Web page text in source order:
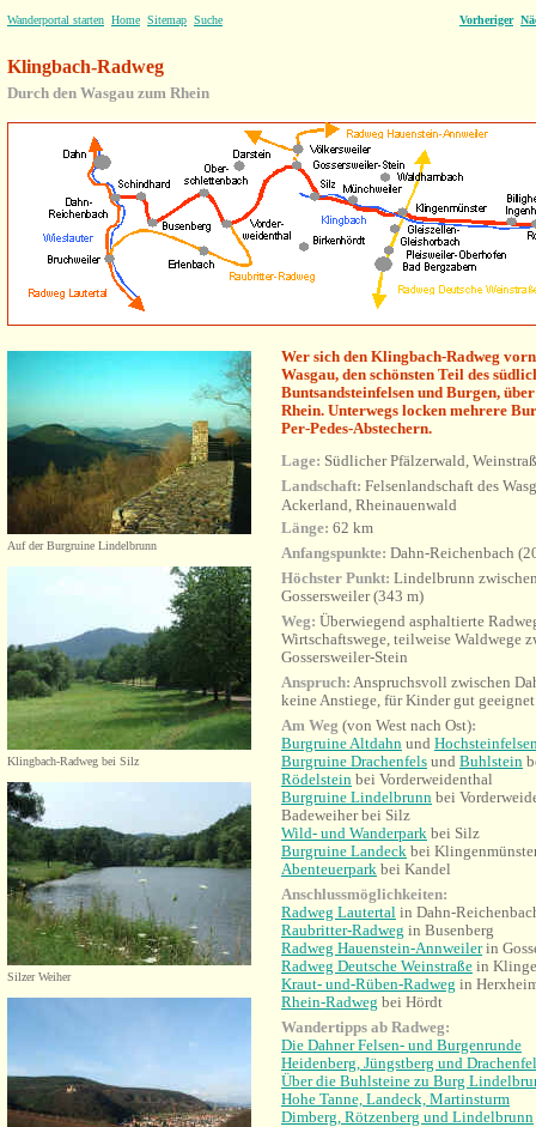
Wanderportal starten Home Sitemap Suche Vorheriger
Klingbach-Radweg
Durch den Wasgau zum Rhein
Auf der Burgruine Lindelbrunn
Klingbach-Radweg bei Silz
Silzer Weiher
Wer sich den Klingbach-Radweg
Wasgau, den schönsten Teil des
Buntsandsteinfelsen und Burgen,
Rhein. Unterwegs locken mehrere
Per-Pedes-Abstechern.
Lage: Südlicher Pfälzerwald,
Landschaft: Felsenlandschaft des
Ackerland, Rheinauenwald
Länge: 62 km
Anfangspunkte: Dahn-Reichenbach
Höchster Punkt: Lindelbrunn
Gossersweiler (343 m)
Weg: Überwiegend asphaltierte
Wirtschaftswege, teilweise Waldwege
Gossersweiler-Stein
Anspruch: Anspruchsvoll zwischen
keine Anstiege, für Kinder gut geeignet
Am Weg (von West nach Ost):
Burgruine Altdahn und
Burgruine Drachenfels und Buhlstein
Rödelstein bei Vorderweidenthal
Burgruine Lindelbrunn bei
Badeweiher bei Silz
Wild- und Wanderpark bei Silz
Burgruine Landeck bei
Abenteuerpark bei Kandel
Anschlussmöglichkeiten:
Radweg Lautertal in Dahn-
Raubritter-Radweg in Busenberg
Radweg Hauenstein-Annweilerin
Radweg Deutsche Weinstraße in
Kraut- und-Rüben-Radweg in
Rhein-Radweg bei Hördt
Wandertipps ab Radweg:
Die Dahner Felsen- und Burgenrunde
Heidenberg, Jüngstberg und
Über die Buhlsteine zu Burg
Hohe Tanne, Landeck, Martinsturm
Dimberg, Rötzenberg und Lindelbrunn